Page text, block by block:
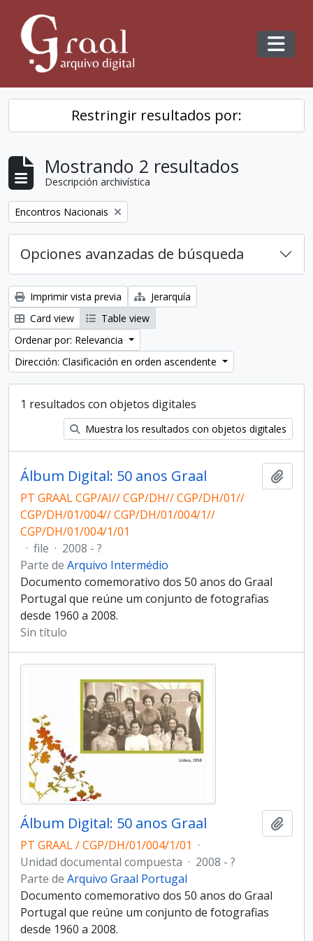
Restringir resultados por:
Mostrando 2 resultados
Descripción archivística
Remove filter:
Encontros Nacionais
Opciones avanzadas de búsqueda
Imprimir vista previa
Jerarquía
Card view
Table view
Ordenar por: Relevancia
Dirección: Clasificación en orden ascendente
1 resultados con objetos digitales
Muestra los resultados con objetos digitales
Álbum Digital: 50 anos Graal
PT GRAAL CGP/AI// CGP/DH// CGP/DH/01//
CGP/DH/01/004// CGP/DH/01/004/1//
CGP/DH/01/004/1/01
· file · 2008 - ?
Parte de Arquivo Intermédio
Documento comemorativo dos 50 anos do Graal
Portugal que reúne um conjunto de fotografias
desde 1960 a 2008.
Sin título
Álbum Digital: 50 anos Graal
PT GRAAL / CGP/DH/01/004/1/01 ·
Unidad documental compuesta · 2008 - ?
Parte de Arquivo Graal Portugal
Documento comemorativo dos 50 anos do Graal
Portugal que reúne um conjunto de fotografias
desde 1960 a 2008.